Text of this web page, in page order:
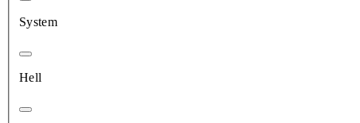
System
Hell